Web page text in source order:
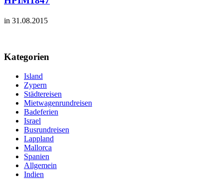
in 31.08.2015
Kategorien
Island
Zypern
Städtereisen
Mietwagenrundreisen
Badeferien
Israel
Busrundreisen
Lappland
Mallorca
Spanien
Allgemein
Indien